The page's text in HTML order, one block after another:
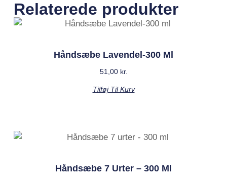
Relaterede produkter
Håndsæbe Lavendel-300 Ml
51,00 kr.
Tilføj Til Kurv
Håndsæbe 7 Urter – 300 Ml